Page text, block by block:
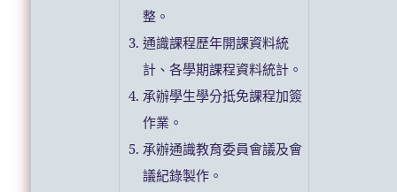
整。
通識課程歷年開課資料統
計、各學期課程資料統計。
承辦學生學分抵免課程加簽
作業。
承辦通識教育委員會議及會
議紀錄製作。